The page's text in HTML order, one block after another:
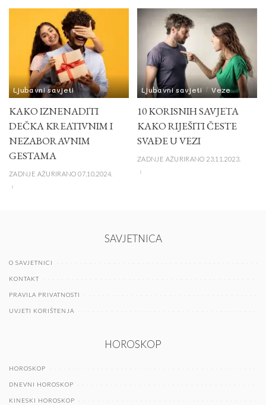
Ljubavni savjeti
KAKO IZNENADITI
DEČKA KREATIVNIM I
NEZABORAVNIM
GESTAMA
ZADNJE AŽURIRANO 07.10.2024.
Ljubavni savjeti Veze
10 KORISNIH SAVJETA
KAKO RIJEŠITI ČESTE
SVAĐE U VEZI
ZADNJE AŽURIRANO 23.11.2023.
SAVJETNICA
O SAVJETNICI
KONTAKT
PRAVILA PRIVATNOSTI
UVJETI KORIŠTENJA
HOROSKOP
HOROSKOP
DNEVNI HOROSKOP
KINESKI HOROSKOP